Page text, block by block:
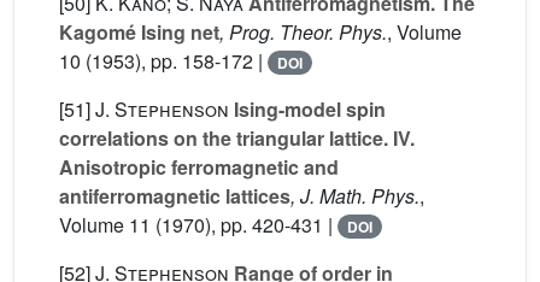
Kagomé Ising net, Prog. Theor. Phys., Volume
10 (1953), pp. 158-172 | DOI
[51]J. Stephenson Ising-model spin
correlations on the triangular lattice. IV.
Anisotropic ferromagnetic and
antiferromagnetic lattices, J. Math. Phys.,
Volume 11 (1970), pp. 420-431 | DOI
[52]J. Stephenson Range of order in